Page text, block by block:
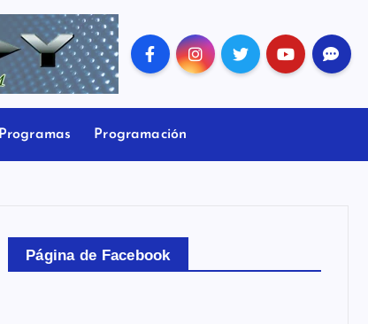
Programas Programación
Página de Facebook